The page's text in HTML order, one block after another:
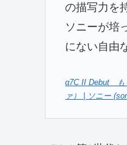
の描写力を
ソニーが培
にない自由
α7C II Debut も
ァ） | ソニー